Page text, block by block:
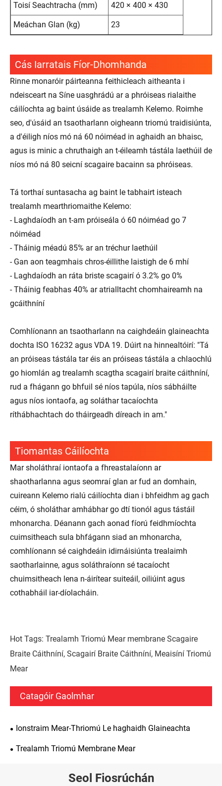
Toisí Seachtracha (mm) 420 × 400 × 430
Meáchan Glan (kg) 23
Cás Iarratais Fíor-Dhomhanda
Rinne monaróir páirteanna feithicleach aitheanta i
ndeisceart na Síne uasghrádú ar a phróiseas rialaithe
cáilíochta ag baint úsáide as trealamh Kelemo. Roimhe
seo, d'úsáid an tsaotharlann oigheann triomú traidisiúnta,
a d'éiligh níos mó ná 60 nóiméad in aghaidh an bhaisc,
agus is minic a chruthaigh an t-éileamh tástála laethúil de
níos mó ná 80 seicní scagaire bacainn sa phróiseas.
Tá torthaí suntasacha ag baint le tabhairt isteach
trealamh mearthriomaithe Kelemo:
- Laghdaíodh an t-am próiseála ó 60 nóiméad go 7
nóiméad
- Tháinig méadú 85% ar an tréchur laethúil
- Gan aon teagmhais chros-éillithe laistigh de 6 mhí
- Laghdaíodh an ráta briste scagairí ó 3.2% go 0%
- Tháinig feabhas 40% ar atrialltacht chomhaireamh na
gcáithníní
Comhlíonann an tsaotharlann na caighdeáin glaineachta
dochta ISO 16232 agus VDA 19. Dúirt na hinnealtóirí: "Tá
an próiseas tástála tar éis an próiseas tástála a chlaochlú
go hiomlán ag trealamh scagtha scagairí braite cáithníní,
rud a fhágann go bhfuil sé níos tapúla, níos sábháilte
agus níos iontaofa, ag soláthar tacaíochta
ríthábhachtach do tháirgeadh díreach in am."
Tiomantas Cáilíochta
Mar sholáthraí iontaofa a fhreastalaíonn ar
shaotharlanna agus seomraí glan ar fud an domhain,
cuireann Kelemo rialú cáilíochta dian i bhfeidhm ag gach
céim, ó sholáthar amhábhar go dtí tionól agus tástáil
mhonarcha. Déanann gach aonad fíorú feidhmíochta
cuimsitheach sula bhfágann siad an mhonarcha,
comhlíonann sé caighdeáin idirnáisiúnta trealaimh
saotharlainne, agus soláthraíonn sé tacaíocht
chuimsitheach lena n-áirítear suiteáil, oiliúint agus
cothabháil iar-díolacháin.
Hot Tags: Trealamh Triomú Mear membrane Scagaire
Braite Cáithníní, Scagairí Braite Cáithníní, Meaisíní Triomú
Mear
Catagóir Gaolmhar
Ionstraim Mear-Thriomú Le haghaidh Glaineachta
Trealamh Triomú Membrane Mear
Seol Fiosrúchán